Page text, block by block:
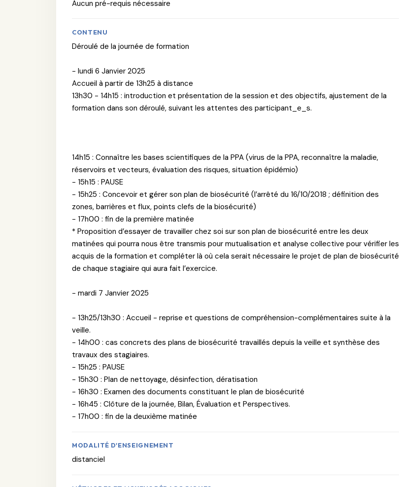
Aucun pré-requis nécessaire
CONTENU
Déroulé de la journée de formation
- lundi 6 Janvier 2025
Accueil à partir de 13h25 à distance
13h30 - 14h15 : introduction et présentation de la session et des objectifs, ajustement de la
formation dans son déroulé, suivant les attentes des participant_e_s.
14h15 : Connaître les bases scientifiques de la PPA (virus de la PPA, reconnaître la maladie,
réservoirs et vecteurs, évaluation des risques, situation épidémio)
- 15h15 : PAUSE
- 15h25 : Concevoir et gérer son plan de biosécurité (l’arrêté du 16/10/2018 ; définition des
zones, barrières et flux, points clefs de la biosécurité)
- 17h00 : fin de la première matinée
* Proposition d’essayer de travailler chez soi sur son plan de biosécurité entre les deux
matinées qui pourra nous être transmis pour mutualisation et analyse collective pour vérifier les
acquis de la formation et compléter là où cela serait nécessaire le projet de plan de biosécurité
de chaque stagiaire qui aura fait l’exercice.
- mardi 7 Janvier 2025
- 13h25/13h30 : Accueil - reprise et questions de compréhension-complémentaires suite à la
veille.
- 14h00 : cas concrets des plans de biosécurité travaillés depuis la veille et synthèse des
travaux des stagiaires.
- 15h25 : PAUSE
- 15h30 : Plan de nettoyage, désinfection, dératisation
- 16h30 : Examen des documents constituant le plan de biosécurité
- 16h45 : Clôture de la journée, Bilan, Évaluation et Perspectives.
- 17h00 : fin de la deuxième matinée
MODALITÉ D'ENSEIGNEMENT
distanciel